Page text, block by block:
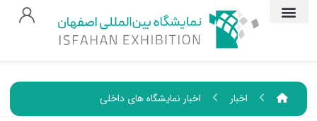
اخبار اخبار نمایشگاه های داخلی